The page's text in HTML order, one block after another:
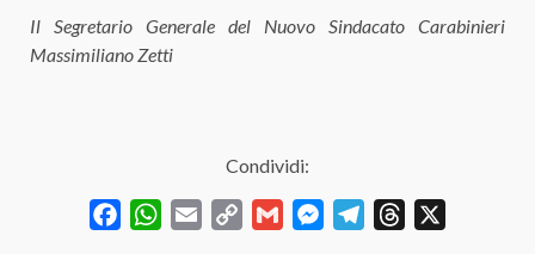
Il Segretario Generale del Nuovo Sindacato Carabinieri
Massimiliano Zetti
Condividi:
FacebookWhatsApp
Email
Copy
Gmail MessengerTelegramThreads